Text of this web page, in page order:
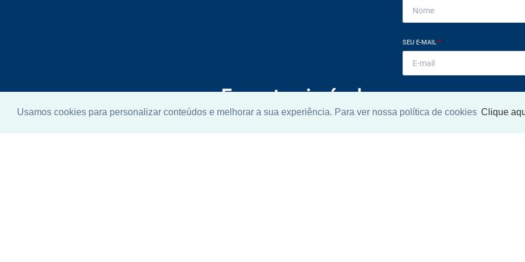
Usamos cookies para personalizar conteúdos e melhorar a sua experiência. Para ver nossa política de cookies Clique
Encontrar imóvel
ideal?
SEU E-MAIL *